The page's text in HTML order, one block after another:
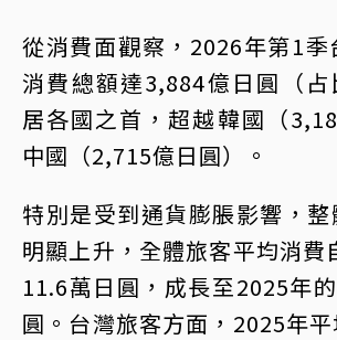
從消費面觀察，2026年第1季
消費總額達3,884億日圓（占
居各國之首，超越韓國（
中國（2,715億日圓）。
特別是受到通貨膨脹影響，
明顯上升，全體旅客平均消費
11.6萬日圓，成長至2025年
圓。台灣旅客方面，2025年